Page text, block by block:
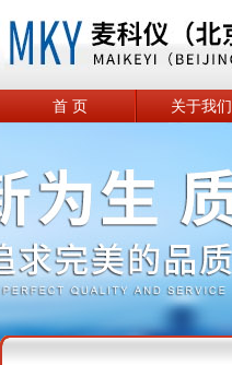
首 页 关于我们